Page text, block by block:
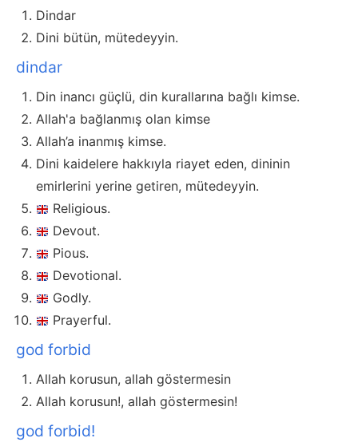
Dindar
Dini bütün, mütedeyyin.
dindar
Din inancı güçlü, din kurallarına bağlı kimse.
Allah'a bağlanmış olan kimse
Allah’a inanmış kimse.
Dini kaidelere hakkıyla riayet eden, dininin
emirlerini yerine getiren, mütedeyyin.
Religious.
Devout.
Pious.
Devotional.
Godly.
Prayerful.
god forbid
Allah korusun, allah göstermesin
Allah korusun!, allah göstermesin!
god forbid!